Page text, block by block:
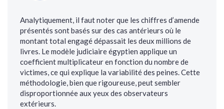
Analytiquement, il faut noter que les chiffres d’amende
présentés sont basés sur des cas antérieurs où le
montant total engagé dépassait les deux millions de
livres. Le modèle judiciaire égyptien applique un
coefficient multiplicateur en fonction du nombre de
victimes, ce qui explique la variabilité des peines. Cette
méthodologie, bien que rigoureuse, peut sembler
disproportionnée aux yeux des observateurs
extérieurs.